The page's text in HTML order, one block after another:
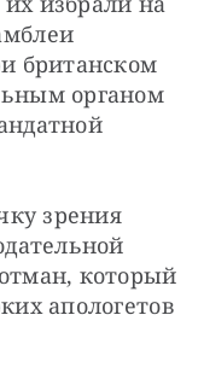
британском
органом
зрения
который
апологетов